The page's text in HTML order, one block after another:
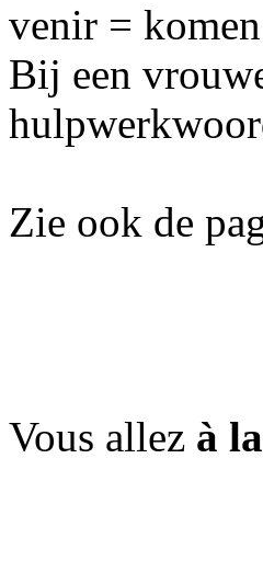
venir = komen
Bij een
Zie ook de
Vous allez à